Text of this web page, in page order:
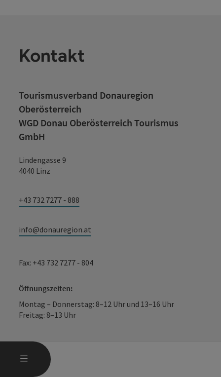
MENÜ
Kontakt
Tourismusverband Donauregion
Oberösterreich
WGD Donau Oberösterreich Tourismus
GmbH
Lindengasse 9
4040 Linz
+43 732 7277 - 888
info@donauregion.at
Fax: +43 732 7277 - 804
Öffnungszeiten:
Montag – Donnerstag: 8–12 Uhr und 13–16 Uhr
Freitag: 8–13 Uhr
FacebookInstagram